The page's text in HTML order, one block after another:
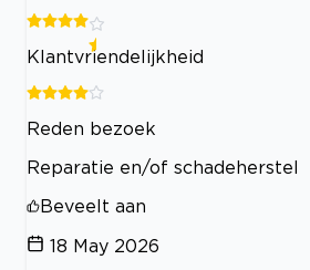
Klantvriendelijkheid
Reden bezoek
Reparatie en/of schadeherstel
Beveelt aan
18 May 2026